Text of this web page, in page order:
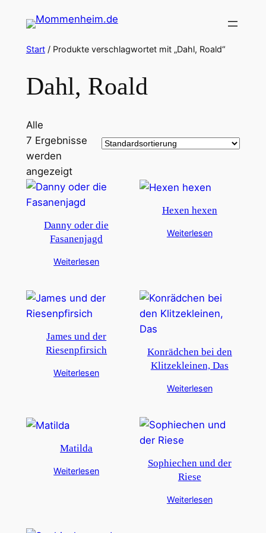
Inhalt
springen
Start/ Produkte verschlagwortet mit „Dahl, Roald“
Dahl, Roald
Alle
7 Ergebnisse
werden
angezeigt
Danny oder die
Fasanenjagd
Weiterlesen
Hexen hexen
Weiterlesen
James und der
Riesenpfirsich
Weiterlesen
Konrädchen bei den
Klitzekleinen, Das
Weiterlesen
Matilda
Weiterlesen
Sophiechen und der
Riese
Weiterlesen